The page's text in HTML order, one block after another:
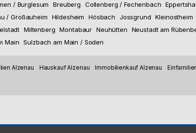
/ Burglesum Breuberg Collenberg / Fechenbach
/ Großauheim Hildesheim Hösbach Jossgrund Kleinostheim
Miltenberg Montabaur Neuhütten
Neustadt am
Main Sulzbach am Main / Soden
Alzenau Hauskauf Alzenau Immobilienkauf Alzenau